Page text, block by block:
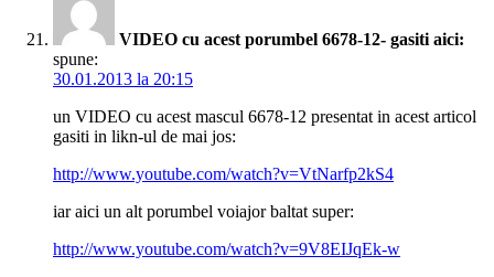
VIDEO cu acest porumbel 6678-12- gasiti aici:
spune:
30.01.2013 la 20:15
un VIDEO cu acest mascul 6678-12 presentat in acest articol
gasiti in likn-ul de mai jos:
http://www.youtube.com/watch?v=VtNarfp2kS4
iar aici un alt porumbel voiajor baltat super:
http://www.youtube.com/watch?v=9V8EIJqEk-w